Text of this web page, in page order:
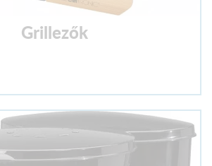
Grillezők